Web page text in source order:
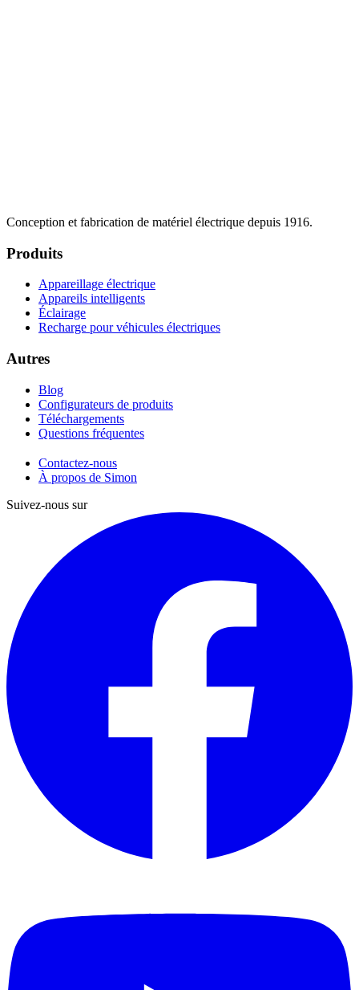
Conception et fabrication de matériel électrique depuis 1916.
Produits
Appareillage électrique
Appareils intelligents
Éclairage
Recharge pour véhicules électriques
Autres
Blog
Configurateurs de produits
Téléchargements
Questions fréquentes
Contactez-nous
À propos de Simon
Suivez-nous sur